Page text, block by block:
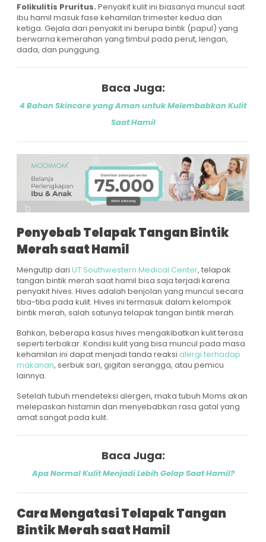
Folikulitis Pruritus. Penyakit kulit ini biasanya muncul saat
ibu hamil masuk fase kehamilan trimester kedua dan
ketiga. Gejala dari penyakit ini berupa bintik (papul) yang
berwarna kemerahan yang timbul pada perut, lengan,
dada, dan punggung.
Baca Juga:
4 Bahan Skincare yang Aman untuk Melembabkan Kulit
Saat Hamil
Penyebab Telapak Tangan Bintik
Merah saat Hamil
Mengutip dari UT Southwestern Medical Center, telapak
tangan bintik merah saat hamil bisa saja terjadi karena
penyakit hives. Hives adalah benjolan yang muncul secara
tiba-tiba pada kulit. Hives ini termasuk dalam kelompok
bintik merah, salah satunya telapak tangan bintik merah.
Bahkan, beberapa kasus hives mengakibatkan kulit terasa
seperti terbakar. Kondisi kulit yang bisa muncul pada masa
kehamilan ini dapat menjadi tanda reaksi alergi terhadap
makanan, serbuk sari, gigitan serangga, atau pemicu
lainnya.
Setelah tubuh mendeteksi alergen, maka tubuh Moms akan
melepaskan histamin dan menyebabkan rasa gatal yang
amat sangat pada kulit.
Baca Juga:
Apa Normal Kulit Menjadi Lebih Gelap Saat Hamil?
Cara Mengatasi Telapak Tangan
Bintik Merah saat Hamil